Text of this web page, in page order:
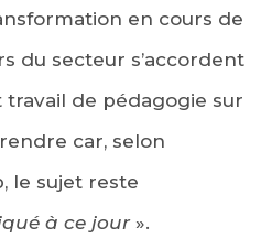
en cours de
du secteur s’accordent
travail de pédagogie sur
car, selon
le sujet reste
à ce jour».